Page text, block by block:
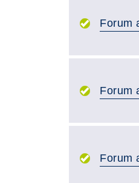
Forum
Forum
Forum